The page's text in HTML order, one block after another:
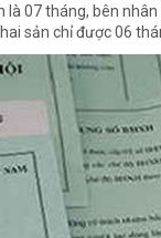
là 07 tháng, bên
sản chỉ được 06